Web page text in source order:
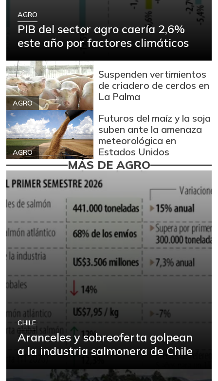
AGRO
PIB del sector agro caería 2,6%
este año por factores climáticos
AGRO
Suspenden vertimientos
de criadero de cerdos en
La Palma
AGRO
Futuros del maíz y la soja
suben ante la amenaza
meteorológica en
Estados Unidos
MÁS DE AGRO
CHILE
Aranceles y sobreoferta golpean
a la industria salmonera de Chile